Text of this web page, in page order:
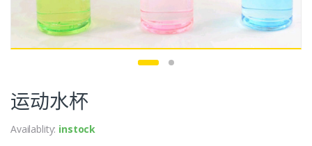
运动水杯
Availablity: instock